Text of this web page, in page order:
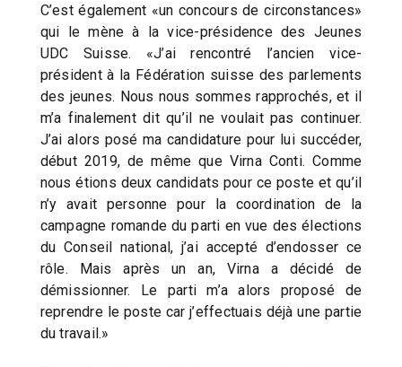
C’est également «un concours de circonstances»
qui le mène à la vice-présidence des Jeunes
UDC Suisse. «J’ai rencontré l’ancien vice-
président à la Fédération suisse des parlements
des jeunes. Nous nous sommes rapprochés, et il
m’a finalement dit qu’il ne voulait pas continuer.
J’ai alors posé ma candidature pour lui succéder,
début 2019, de même que Virna Conti. Comme
nous étions deux candidats pour ce poste et qu’il
n’y avait personne pour la coordination de la
campagne romande du parti en vue des élections
du Conseil national, j’ai accepté d’endosser ce
rôle. Mais après un an, Virna a décidé de
démissionner. Le parti m’a alors proposé de
reprendre le poste car j’effectuais déjà une partie
du travail.»